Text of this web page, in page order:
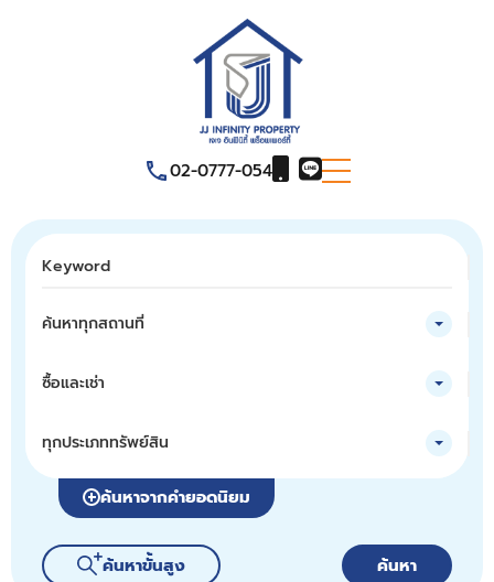
02-0777-054
ค้นหาทุกสถานที่
ซื้อและเช่า
ทุกประเภททรัพย์สิน
ค้นหาจากคำยอดนิยม
ค้นหาขั้นสูง ค้นหา